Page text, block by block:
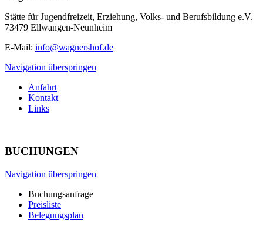
Stätte für Jugendfreizeit, Erziehung, Volks- und Berufsbildung e.V.
73479 Ellwangen-Neunheim
E-Mail: info@wagnershof.de
Navigation überspringen
Anfahrt
Kontakt
Links
BUCHUNGEN
Navigation überspringen
Buchungsanfrage
Preisliste
Belegungsplan